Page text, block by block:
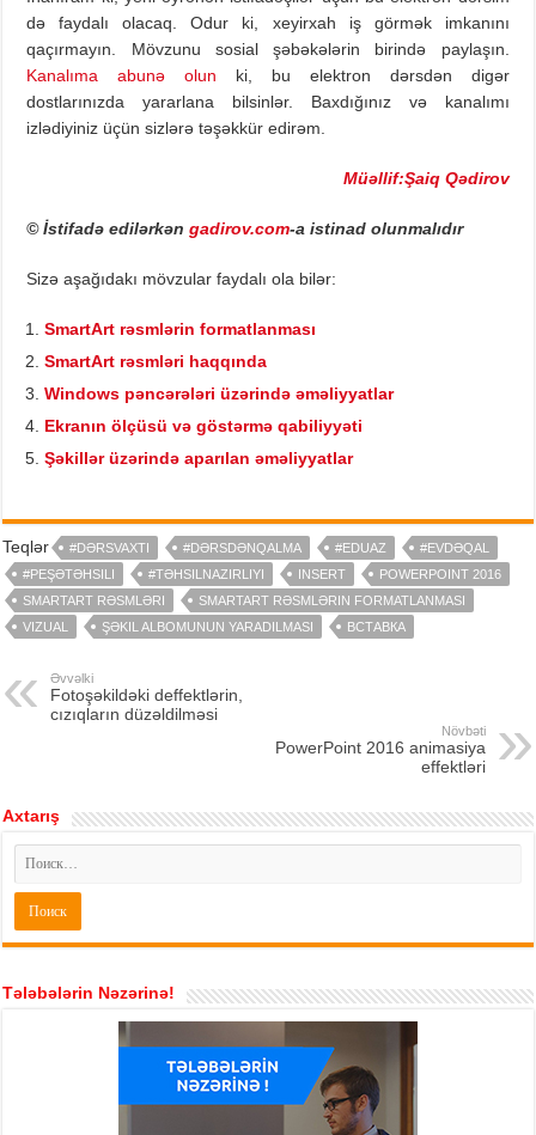
də faydalı olacaq. Odur ki, xeyirxah iş görmək imkanını
qaçırmayın. Mövzunu sosial şəbəkələrin birində paylaşın.
Kanalıma abunə olun ki, bu elektron dərsdən digər
dostlarınızda yararlana bilsinlər. Baxdığınız və kanalımı
izlədiyiniz üçün sizlərə təşəkkür edirəm.
Müəllif:Şaiq Qədirov
© İstifadə edilərkəngadirov.com-a istinad olunmalıdır
Sizə aşağıdakı mövzular faydalı ola bilər:
SmartArt rəsmlərin formatlanması
SmartArt rəsmləri haqqında
Windows pəncərələri üzərində əməliyyatlar
Ekranın ölçüsü və göstərmə qabiliyyəti
Şəkillər üzərində aparılan əməliyyatlar
Teqlər #DƏRSVAXTI #DƏRSDƏNQALMA #EDUAZ
#EVDƏQAL
#PEŞƏTƏHSILI
#TƏHSILNAZIRLIYI INSERT
POWERPOINT 2016
SMARTART RƏSMLƏRI
SMARTART RƏSMLƏRIN FORMATLANMASI
VIZUAL
ŞƏKIL ALBOMUNUN YARADILMASI ВСТАВКА
Əvvəlki
Fotoşəkildəki deffektlərin,
cızıqların düzəldilməsi
Növbəti
PowerPoint 2016 animasiya
effektləri
Axtarış
Tələbələrin Nəzərinə!